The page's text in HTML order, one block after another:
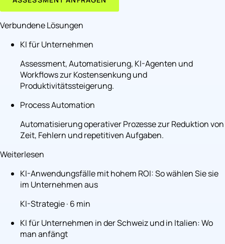
Verbundene Lösungen
KI für Unternehmen
Assessment, Automatisierung, KI-Agenten und
Workflows zur Kostensenkung und
Produktivitätssteigerung.
Process Automation
Automatisierung operativer Prozesse zur Reduktion von
Zeit, Fehlern und repetitiven Aufgaben.
Weiterlesen
KI-Anwendungsfälle mit hohem ROI: So wählen Sie sie
im Unternehmen aus
KI-Strategie · 6 min
KI für Unternehmen in der Schweiz und in Italien: Wo
man anfängt